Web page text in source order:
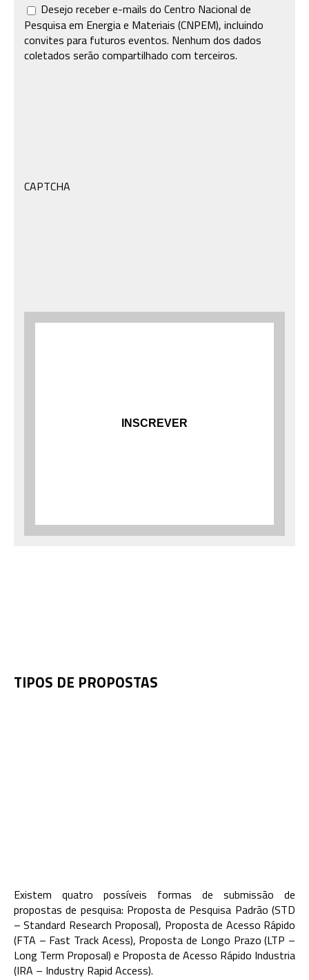
Desejo receber e-mails do Centro Nacional de
Pesquisa em Energia e Materiais (CNPEM), incluindo
convites para futuros eventos. Nenhum dos dados
coletados serão compartilhado com terceiros.
CAPTCHA
TIPOS DE PROPOSTAS
Existem quatro possíveis formas de submissão de
propostas de pesquisa: Proposta de Pesquisa Padrão (STD
– Standard Research Proposal), Proposta de Acesso Rápido
(FTA – Fast Track Acess), Proposta de Longo Prazo (LTP –
Long Term Proposal) e Proposta de Acesso Rápido Industria
(IRA – Industry Rapid Access).